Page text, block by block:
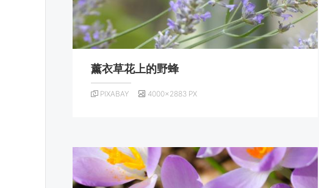
薰衣草花上的野蜂
PIXABAY 4000×2883 PX